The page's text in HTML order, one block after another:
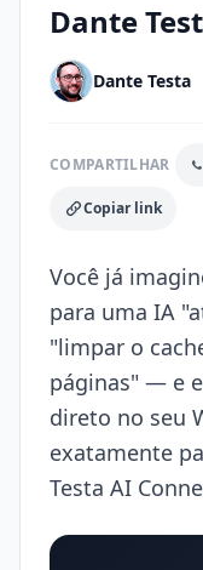
Dante
Dante Testa
COMPARTILHAR
Copiar link
Você já
para uma IA
"limpar o
páginas" — e
direto no seu
exatamente
Testa AI